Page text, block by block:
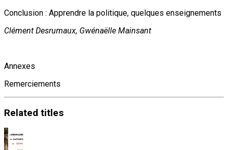
Conclusion : Apprendre la politique, quelques enseignements
Clément Desrumaux, Gwénaëlle Mainsant
Annexes
Remerciements
Related titles